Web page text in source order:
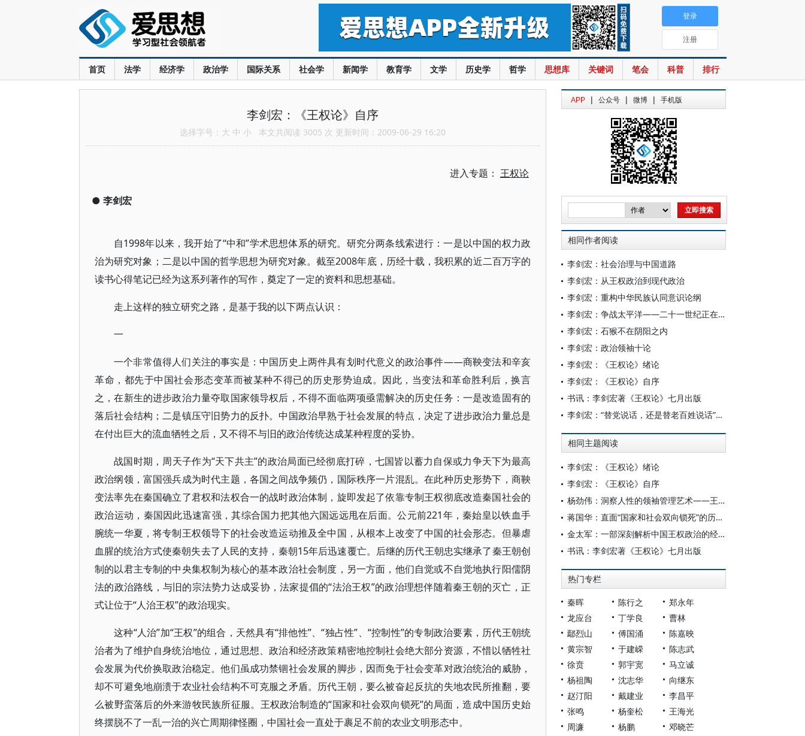
首页 法学 经济学 政治学 国际关系 社会学 新闻学 教育学 文学 历史学 哲学 思想库 关键词 笔会 科普 排行
登录
注册
李剑宏：《王权论》自序
选择字号： 大 中 小 本文共阅读 3005 次 更新时间：2009-06-29 16:20
进入专题： 王权论
● 李剑宏
自1998年以来，我开始了“中和”学术思想体系的研究。研究分两条线索进行：一是以中国的权力政
治为研究对象；二是以中国的哲学思想为研究对象。截至2008年底，历经十载，我积累的近二百万字的
读书心得笔记已经为这系列著作的写作，奠定了一定的资料和思想基础。
走上这样的独立研究之路，是基于我的以下两点认识：
一
一个非常值得人们关注的事实是：中国历史上两件具有划时代意义的政治事件——商鞅变法和辛亥
革命，都先于中国社会形态变革而被某种不得已的历史形势迫成。因此，当变法和革命胜利后，换言
之，在新生的进步政治力量夺取国家领导权后，不得不面临两项亟需解决的历史任务：一是改造固有的
落后社会结构；二是镇压守旧势力的反扑。中国政治早熟于社会发展的特点，决定了进步政治力量总是
在付出巨大的流血牺牲之后，又不得不与旧的政治传统达成某种程度的妥协。
战国时期，周天子作为“天下共主”的政治局面已经彻底打碎，七国皆以蓄力自保或力争天下为最高
政治纲领，富国强兵成为时代主题，各国之间战争频仍，国际秩序一片混乱。在此种历史形势下，商鞅
变法率先在秦国确立了君权和法权合一的战时政治体制，旋即发起了依靠专制王权彻底改造秦国社会的
政治运动，秦国因此迅速富强，其综合国力把其他六国远远甩在后面。公元前221年，秦始皇以铁血手
腕统一华夏，将专制王权领导下的社会改造运动推及全中国，从根本上改变了中国的社会形态。但暴虐
血腥的统治方式使秦朝失去了人民的支持，秦朝15年后迅速覆亡。后继的历代王朝忠实继承了秦王朝创
制的以君主专制的中央集权制为核心的基本政治社会制度，另一方面，他们自觉或不自觉地执行阳儒阴
法的政治路线，与旧的宗法势力达成妥协，法家提倡的“法治王权”的政治理想伴随着秦王朝的灭亡，正
式让位于“人治王权”的政治现实。
这种“人治”加“王权”的组合，天然具有“排他性”、“独占性”、“控制性”的专制政治要素，历代王朝统
治者为了维护自身统治地位，通过思想、政治和经济政策精密地控制社会绝大部分资源，不惜以牺牲社
会发展为代价换取政治稳定。他们虽成功禁锢社会发展的脚步，因而免于社会变革对政治统治的威胁，
却不可避免地崩溃于农业社会结构不可克服之矛盾。历代王朝，要么被奋起反抗的失地农民所推翻，要
么被野蛮落后的外来游牧民族所征服。王权政治制造的“国家和社会双向锁死”的局面，造成中国历史始
终摆脱不了一乱一治的兴亡周期律怪圈，中国社会一直处于裹足不前的农业文明形态中。
APP | 公众号 | 微博 | 手机版
相同作者阅读
李剑宏：社会治理与中国道路
李剑宏：从王权政治到现代政治
李剑宏：重构中华民族认同意识论纲
李剑宏：争战太平洋——二十一世纪正在进行中的中美博弈
李剑宏：石猴不在阴阳之内
李剑宏：政治领袖十论
李剑宏：《王权论》绪论
李剑宏：《王权论》自序
书讯：李剑宏著《王权论》七月出版
李剑宏：“替党说话，还是替老百姓说话”反映的党性与人民性
相同主题阅读
李剑宏：《王权论》绪论
李剑宏：《王权论》自序
杨劲伟：洞察人性的领袖管理艺术——王权论序三
蒋国华：直面“国家和社会双向锁死”的历史命题——《王权论》序二
金太军：一部深刻解析中国王权政治的经典力作——《王权论》序一
书讯：李剑宏著《王权论》七月出版
热门专栏
秦晖 陈行之
郑永年
龙应台
丁学良
曹林
鄢烈山
傅国涌
陈嘉映
黄宗智
于建嵘
陈志武
徐贲
郭宇宽
马立诚
杨祖陶
沈志华
向继东
赵汀阳
戴建业
李昌平
张鸣
杨奎松
王海光
周濂
杨鹏
邓晓芒